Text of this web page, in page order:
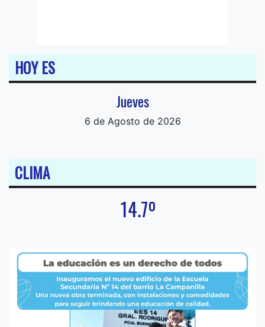
HOY ES
Jueves
6 de Agosto de 2026
CLIMA
14.7º